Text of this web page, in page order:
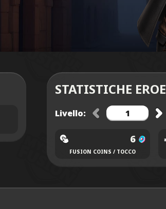
STATISTICHE EROE
Livello:
6
FUSION COINS / TOCCO